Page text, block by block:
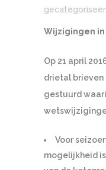
Wijzigingen
Op 21 april
drietal brieven
gestuurd
Voor
mogelijkheid